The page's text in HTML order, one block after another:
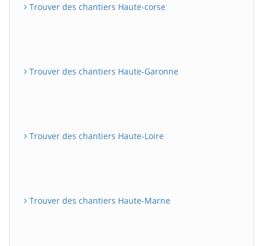
Trouver des chantiers Haute-corse
Trouver des chantiers Haute-Garonne
Trouver des chantiers Haute-Loire
Trouver des chantiers Haute-Marne